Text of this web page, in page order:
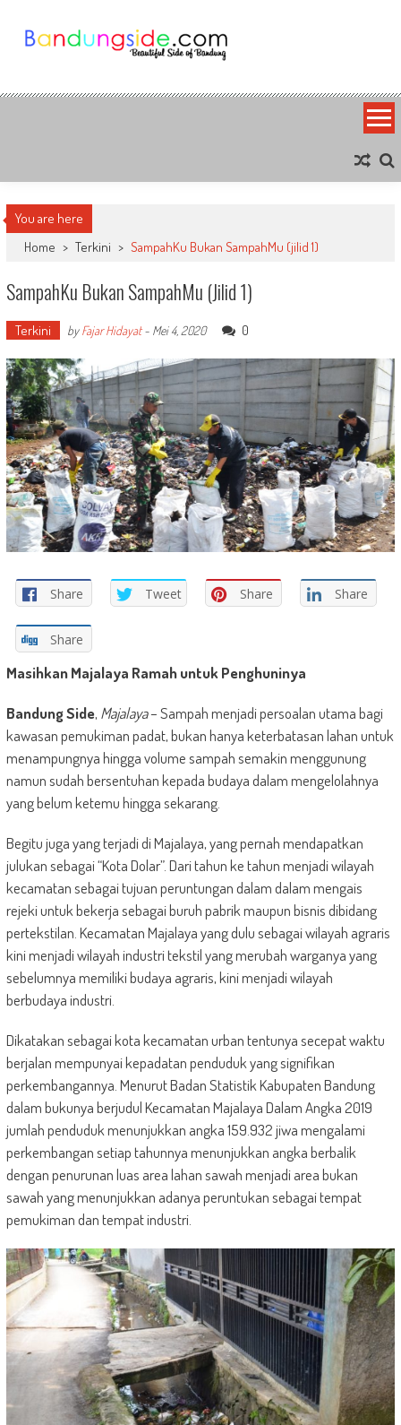
content
Bandung Side
You are here
Home > Terkini > SampahKu Bukan SampahMu (jilid 1)
SampahKu Bukan SampahMu (jilid 1)
Terkini byFajar Hidayat- Mei 4, 2020 0
Share Tweet Share Share
Share
Masihkan Majalaya Ramah untuk Penghuninya
Bandung Side, Majalaya– Sampah menjadi persoalan utama bagi
kawasan pemukiman padat, bukan hanya keterbatasan lahan untuk
menampungnya hingga volume sampah semakin menggunung
namun sudah bersentuhan kepada budaya dalam mengelolahnya
yang belum ketemu hingga sekarang.
Begitu juga yang terjadi di Majalaya, yang pernah mendapatkan
julukan sebagai “Kota Dolar”. Dari tahun ke tahun menjadi wilayah
kecamatan sebagai tujuan peruntungan dalam dalam mengais
rejeki untuk bekerja sebagai buruh pabrik maupun bisnis dibidang
pertekstilan. Kecamatan Majalaya yang dulu sebagai wilayah agraris
kini menjadi wilayah industri tekstil yang merubah warganya yang
sebelumnya memiliki budaya agraris, kini menjadi wilayah
berbudaya industri.
Dikatakan sebagai kota kecamatan urban tentunya secepat waktu
berjalan mempunyai kepadatan penduduk yang signifikan
perkembangannya. Menurut Badan Statistik Kabupaten Bandung
dalam bukunya berjudul Kecamatan Majalaya Dalam Angka 2019
jumlah penduduk menunjukkan angka 159.932 jiwa mengalami
perkembangan setiap tahunnya menunjukkan angka berbalik
dengan penurunan luas area lahan sawah menjadi area bukan
sawah yang menunjukkan adanya peruntukan sebagai tempat
pemukiman dan tempat industri.